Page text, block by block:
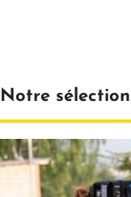
Notre sélection